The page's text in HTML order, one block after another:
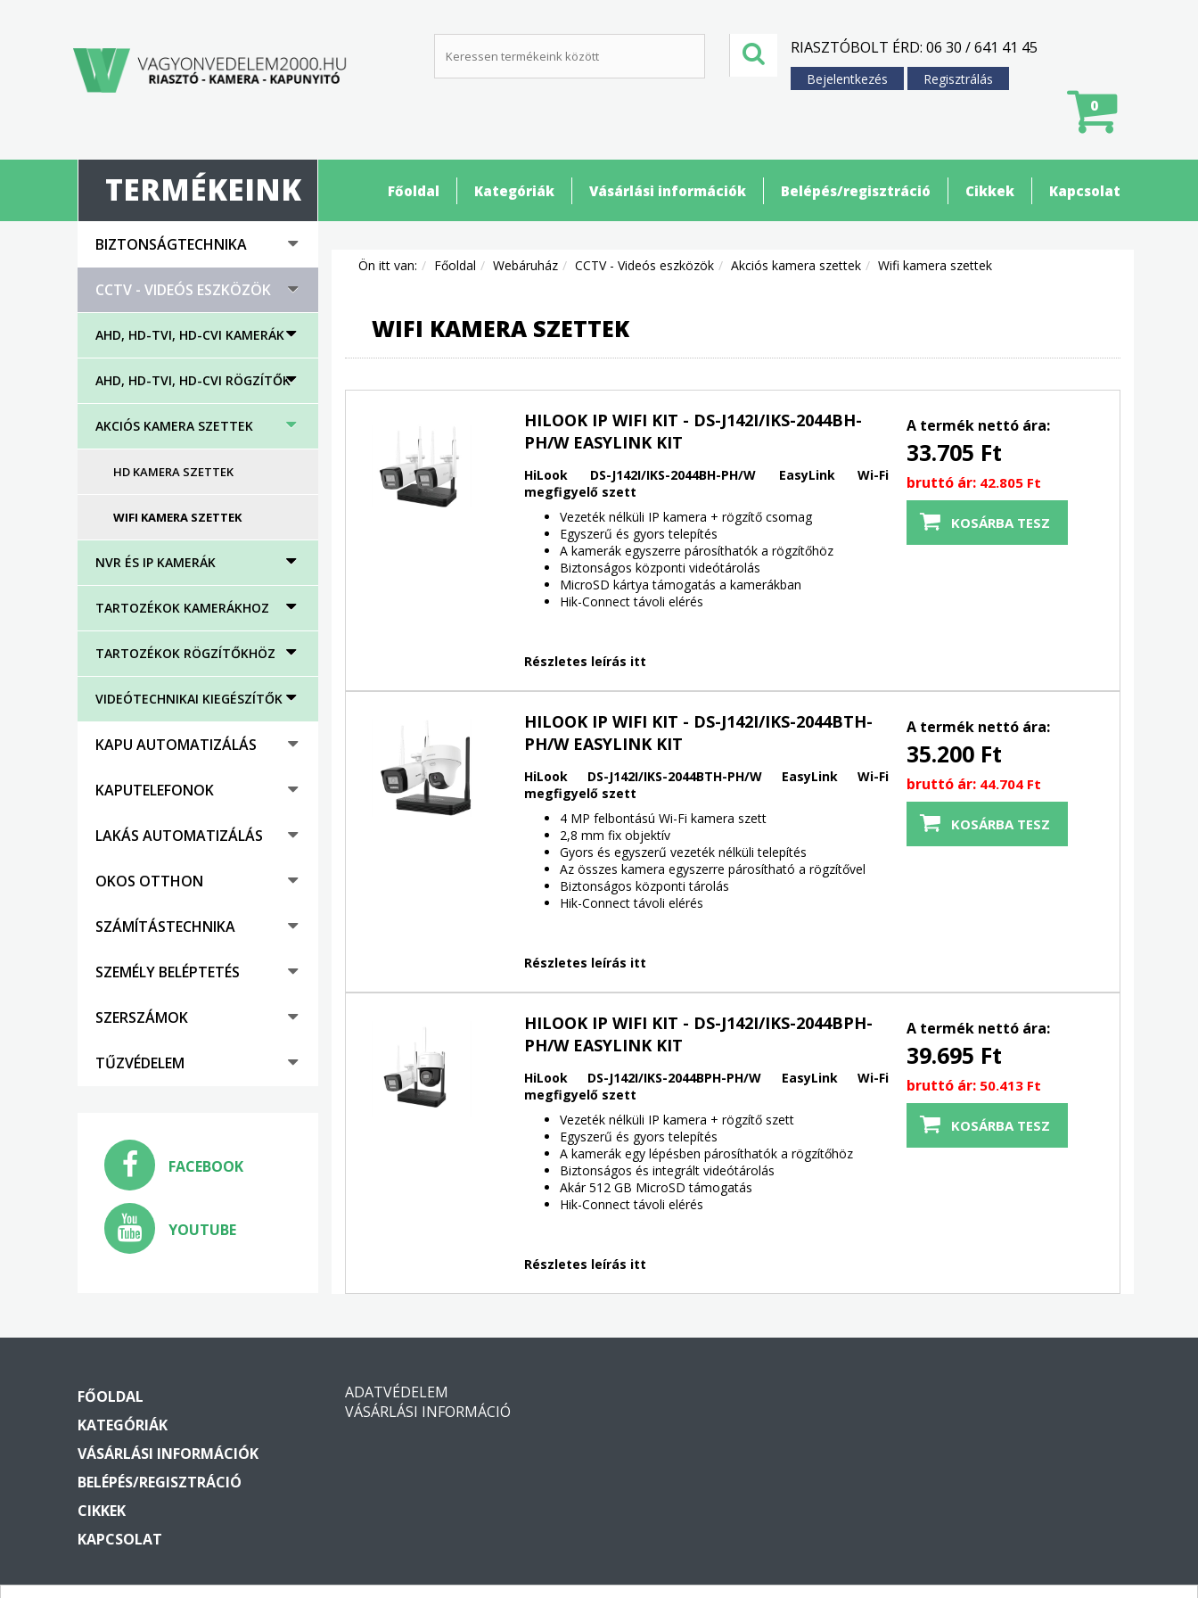
RIASZTÓBOLT ÉRD: 06 30 / 641 41 45
Bejelentkezés Regisztrálás
0
Főoldal Kategóriák Vásárlási információk Belépés/regisztráció Cikkek Kapcsolat
TERMÉKEINK
BIZTONSÁGTECHNIKA
CCTV - VIDEÓS ESZKÖZÖK
AHD, HD-TVI, HD-CVI KAMERÁK
AHD, HD-TVI, HD-CVI RÖGZÍTŐK
AKCIÓS KAMERA SZETTEK
HD KAMERA SZETTEK
WIFI KAMERA SZETTEK
NVR ÉS IP KAMERÁK
TARTOZÉKOK KAMERÁKHOZ
TARTOZÉKOK RÖGZÍTŐKHÖZ
VIDEÓTECHNIKAI KIEGÉSZÍTŐK
KAPU AUTOMATIZÁLÁS
KAPUTELEFONOK
LAKÁS AUTOMATIZÁLÁS
OKOS OTTHON
SZÁMÍTÁSTECHNIKA
SZEMÉLY BELÉPTETÉS
SZERSZÁMOK
TŰZVÉDELEM
FACEBOOK
YOUTUBE
Ön itt van: Főoldal Webáruház CCTV - Videós eszközök Akciós kamera szettek Wifi kamera szettek
WIFI KAMERA SZETTEK
HILOOK IP WIFI KIT - DS-J142I/IKS-2044BH-
PH/W EASYLINK KIT
HiLook DS-J142I/IKS-2044BH-PH/W EasyLink Wi-Fi
megfigyelő szett
Vezeték nélküli IP kamera + rögzítő csomag
Egyszerű és gyors telepítés
A kamerák egyszerre párosíthatók a rögzítőhöz
Biztonságos központi videótárolás
MicroSD kártya támogatás a kamerákban
Hik-Connect távoli elérés
Részletes leírás itt
A termék nettó ára:
33.705 Ft
bruttó ár: 42.805 Ft
HILOOK IP WIFI KIT - DS-J142I/IKS-2044BTH-
PH/W EASYLINK KIT
HiLook DS-J142I/IKS-2044BTH-PH/W EasyLink Wi-Fi
megfigyelő szett
4 MP felbontású Wi-Fi kamera szett
2,8 mm fix objektív
Gyors és egyszerű vezeték nélküli telepítés
Az összes kamera egyszerre párosítható a rögzítővel
Biztonságos központi tárolás
Hik-Connect távoli elérés
Részletes leírás itt
A termék nettó ára:
35.200 Ft
bruttó ár: 44.704 Ft
HILOOK IP WIFI KIT - DS-J142I/IKS-2044BPH-
PH/W EASYLINK KIT
HiLook DS-J142I/IKS-2044BPH-PH/W EasyLink Wi-Fi
megfigyelő szett
Vezeték nélküli IP kamera + rögzítő szett
Egyszerű és gyors telepítés
A kamerák egy lépésben párosíthatók a rögzítőhöz
Biztonságos és integrált videótárolás
Akár 512 GB MicroSD támogatás
Hik-Connect távoli elérés
Részletes leírás itt
A termék nettó ára:
39.695 Ft
bruttó ár: 50.413 Ft
FŐOLDAL
KATEGÓRIÁK
VÁSÁRLÁSI INFORMÁCIÓK
BELÉPÉS/REGISZTRÁCIÓ
CIKKEK
KAPCSOLAT
ADATVÉDELEM
VÁSÁRLÁSI INFORMÁCIÓ